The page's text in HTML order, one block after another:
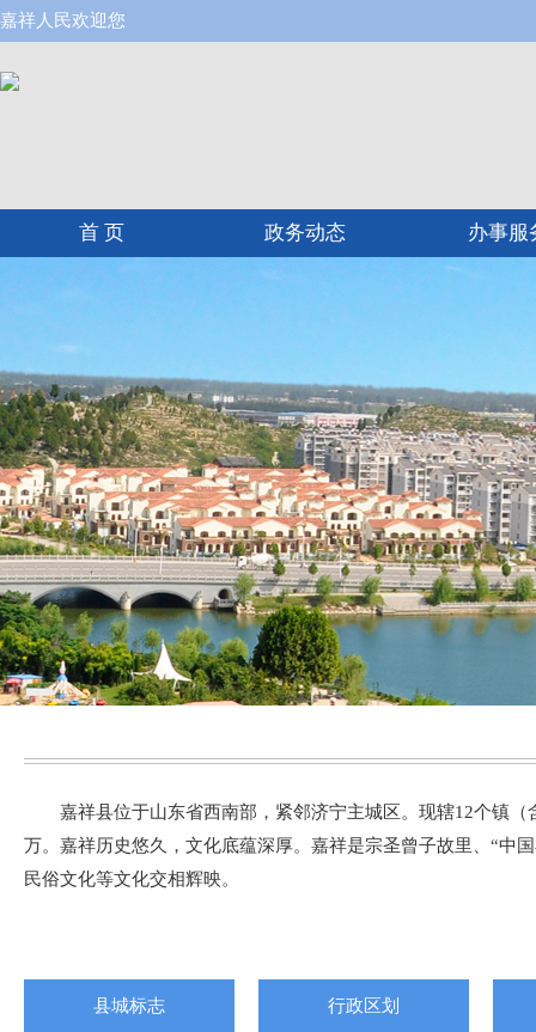
嘉祥人民欢迎您
首 页 政务动态 办事服
嘉祥县位于山东省西南部，紧邻济宁主城区。现辖12个镇
万。嘉祥历史悠久，文化底蕴深厚。嘉祥是宗圣曾子故里、“中
民俗文化等文化交相辉映。
县城标志 行政区划